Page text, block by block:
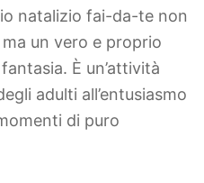
natalizio fai-da-te non
un vero e proprio
È un’attività
adulti all’entusiasmo
di puro